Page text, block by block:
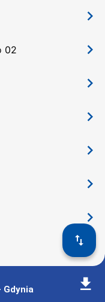
󰅂
02 󰅂
󰅂
󰅂
󰅂
󰅂
󰅂
󰅂
󰅂
󰓢
Gdynia
󰇚